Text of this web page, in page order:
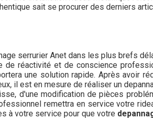
sait se procurer des derniers
serrurier Anet dans les plus brefs
réactivité et de conscience
une solution rapide. Après avoir
il est en mesure de réaliser un
d'une modification de pièces
remettra en service votre
à votre service pour que votre